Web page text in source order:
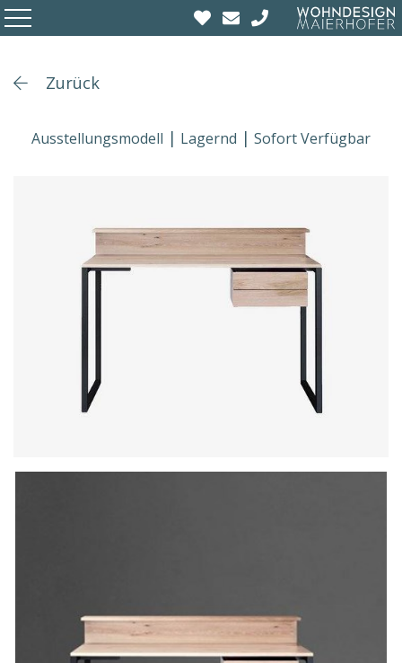
Zurück
Ausstellungsmodell Lagernd Sofort Verfügbar